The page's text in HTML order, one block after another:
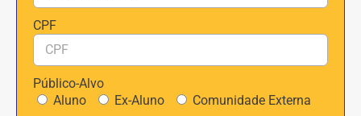
CPF
Público-Alvo
Aluno
Ex-Aluno Comunidade Externa